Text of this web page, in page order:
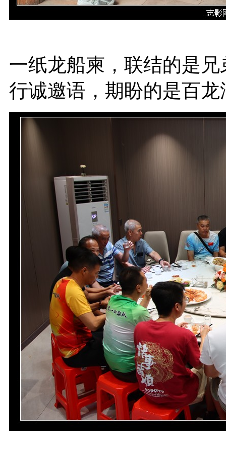
一纸龙船柬，联结的是
行诚邀语，期盼的是百